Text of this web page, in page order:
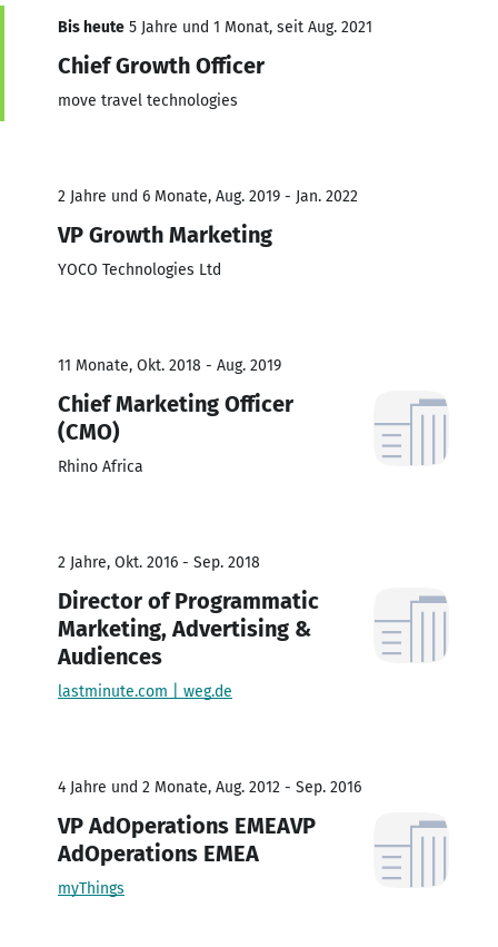
Bis heute 5 Jahre und 1 Monat, seit Aug. 2021
Chief Growth Officer
move travel technologies
2 Jahre und 6 Monate, Aug. 2019 - Jan. 2022
VP Growth Marketing
YOCO Technologies Ltd
11 Monate, Okt. 2018 - Aug. 2019
Chief Marketing Officer
(CMO)
Rhino Africa
2 Jahre, Okt. 2016 - Sep. 2018
Director of Programmatic
Marketing, Advertising &
Audiences
lastminute.com | weg.de
4 Jahre und 2 Monate, Aug. 2012 - Sep. 2016
VP AdOperations EMEAVP
AdOperations EMEA
myThings